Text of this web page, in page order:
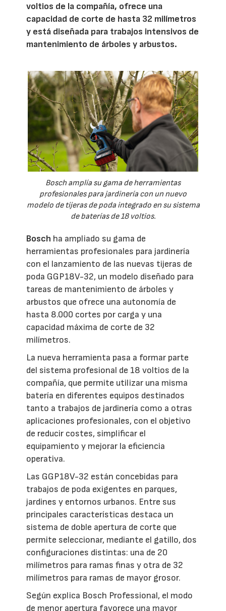
voltios de la compañía, ofrece una
capacidad de corte de hasta 32 milímetros
y está diseñada para trabajos intensivos de
mantenimiento de árboles y arbustos.
Bosch amplía su gama de herramientas
profesionales para jardinería con un nuevo
modelo de tijeras de poda integrado en su sistema
de baterías de 18 voltios.
Bosch ha ampliado su gama de
herramientas profesionales para jardinería
con el lanzamiento de las nuevas tijeras de
poda GGP18V-32, un modelo diseñado para
tareas de mantenimiento de árboles y
arbustos que ofrece una autonomía de
hasta 8.000 cortes por carga y una
capacidad máxima de corte de 32
milímetros.
La nueva herramienta pasa a formar parte
del sistema profesional de 18 voltios de la
compañía, que permite utilizar una misma
batería en diferentes equipos destinados
tanto a trabajos de jardinería como a otras
aplicaciones profesionales, con el objetivo
de reducir costes, simplificar el
equipamiento y mejorar la eficiencia
operativa.
Las GGP18V-32 están concebidas para
trabajos de poda exigentes en parques,
jardines y entornos urbanos. Entre sus
principales características destaca un
sistema de doble apertura de corte que
permite seleccionar, mediante el gatillo, dos
configuraciones distintas: una de 20
milímetros para ramas finas y otra de 32
milímetros para ramas de mayor grosor.
Según explica Bosch Professional, el modo
de menor apertura favorece una mayor